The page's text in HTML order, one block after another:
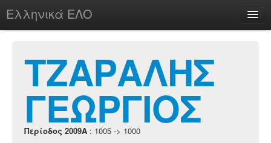
Ελληνικά ΕΛΟ
chesstu.be @ discord
Login
ΤΖΑΡΑΛΗΣ
ΓΕΩΡΓΙΟΣ
Περίοδος 2009A : 1005 -> 1000